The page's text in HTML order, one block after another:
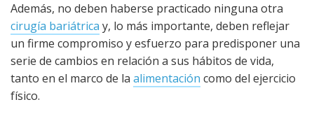
Además, no deben haberse practicado ninguna otra
cirugía bariátrica y, lo más importante, deben reflejar
un firme compromiso y esfuerzo para predisponer una
serie de cambios en relación a sus hábitos de vida,
tanto en el marco de la alimentación como del ejercicio
físico.